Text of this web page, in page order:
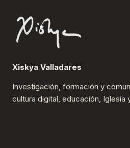
Xiskya Valladares
Investigación, formación y
cultura digital, educación, Iglesia